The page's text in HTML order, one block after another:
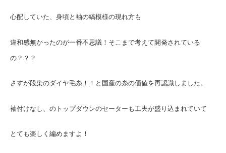
心配していた、身頃と袖の縞模様の現れ方も
違和感無かったのが一番不思議！そこまで考えて開発されている
の？？？
さすが段染のダイヤ毛糸！！と国産の糸の価値を再認識しました。
袖付けなし、のトップダウンのセーターも工夫が盛り込まれていて
とても楽しく編めますよ！